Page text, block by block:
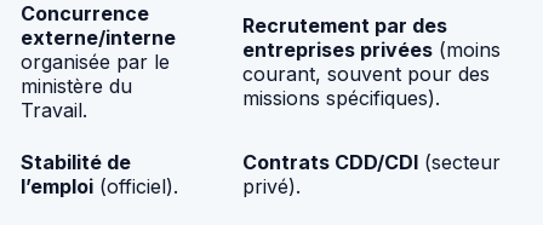
Concurrence
externe/interne
organisée par le
ministère du
Travail.
Recrutement par des
entreprises privées (moins
courant, souvent pour des
missions spécifiques).
Stabilité de
l’emploi (officiel).
Contrats CDD/CDI (secteur
privé).